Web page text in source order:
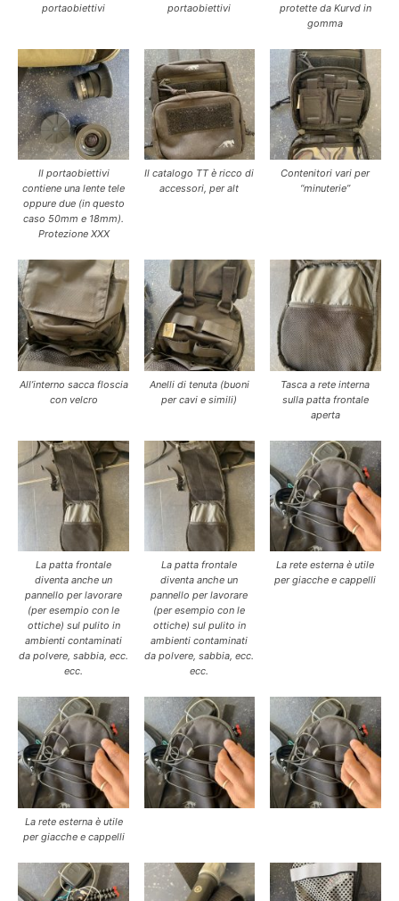
portaobiettivi
portaobiettivi
protette da Kurvd in
gomma
Il portaobiettivi
contiene una lente tele
oppure due (in questo
caso 50mm e 18mm).
Protezione XXX
Il catalogo TT è ricco di
accessori, per alt
Contenitori vari per
“minuterie”
All’interno sacca floscia
con velcro
Anelli di tenuta (buoni
per cavi e simili)
Tasca a rete interna
sulla patta frontale
aperta
La patta frontale
diventa anche un
pannello per lavorare
(per esempio con le
ottiche) sul pulito in
ambienti contaminati
da polvere, sabbia, ecc.
ecc.
La patta frontale
diventa anche un
pannello per lavorare
(per esempio con le
ottiche) sul pulito in
ambienti contaminati
da polvere, sabbia, ecc.
ecc.
La rete esterna è utile
per giacche e cappelli
La rete esterna è utile
per giacche e cappelli